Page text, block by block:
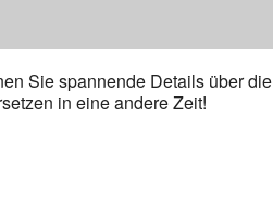
Sie spannende Details über die
in eine andere Zeit!